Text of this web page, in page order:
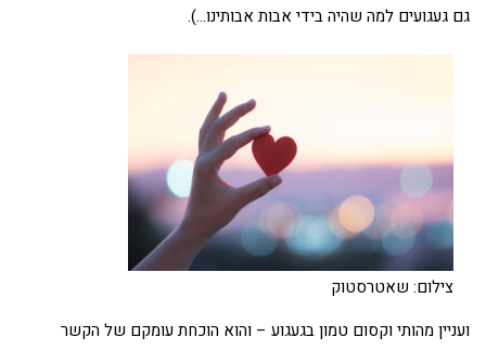
גם געגועים למה שהיה בידי אבות אבותינו…).
צילום: שאטרסטוק
ועניין מהותי וקסום טמון בגעגוע – והוא הוכחת עומקם של הקשר